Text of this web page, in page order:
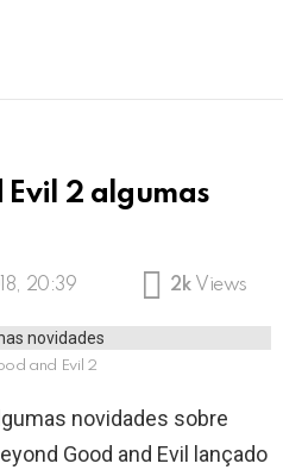
Evil 2 algumas
20:39 2k Views
and Evil 2
novidades sobre
Good and Evil lançado